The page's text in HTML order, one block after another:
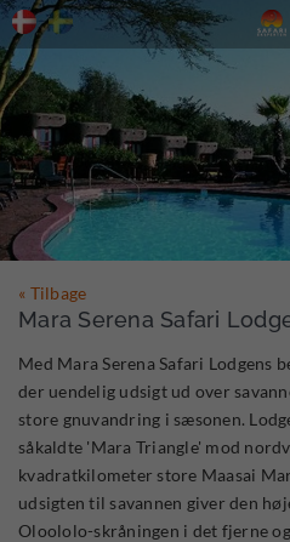
« Tilbage
Mara Serena Safari
Med Mara Serena Safari Lodgens
der uendelig udsigt ud over
store gnuvandring i sæsonen.
såkaldte 'Mara Triangle' mod
kvadratkilometer store Maasai
udsigten til savannen giver den
Oloololo-skråningen i det fjerne